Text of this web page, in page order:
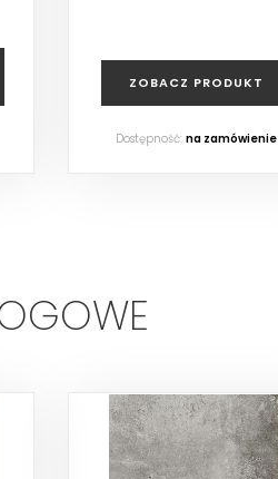
ZOBACZ PRODUKT
Dostępność:na zamówienie